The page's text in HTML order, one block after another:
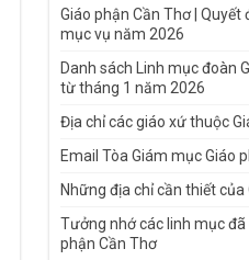
Giáo phận Cần Thơ | Quyết
mục vụ năm 2026
Danh sách Linh mục đoàn
từ tháng 1 năm 2026
Địa chỉ các giáo xứ thuộc
Email Tòa Giám mục Giáo
Những địa chỉ cần thiết của
Tưởng nhớ các linh mục đã
phận Cần Thơ